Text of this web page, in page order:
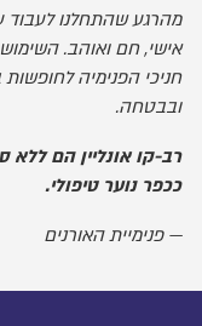
מהרגע שהתחלנו לעבוד
אישי, חם ואוהב.
חניכי הפנימיה
ובבטחה.
רב-קו אונליין הם ללא
ככפר נוער טיפולי.
פנימיית האורנים